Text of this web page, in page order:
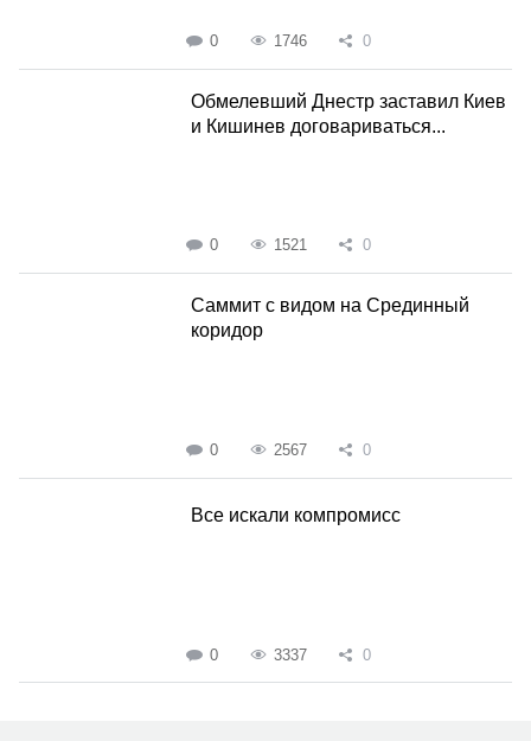
0 1746 0
Обмелевший Днестр заставил Киев
и Кишинев договариваться...
0 1521 0
Саммит с видом на Срединный
коридор
0 2567 0
Все искали компромисс
0 3337 0